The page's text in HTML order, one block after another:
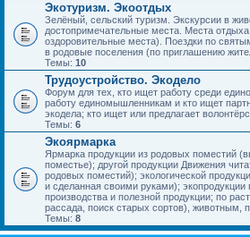
Экотуризм. Экоотдых
Зелёный, сельский туризм. Экскурсии в
достопримечательные места. Места
оздоровительные места). Поездки по
в родовые поселения (по приглашению
Темы: 10
Трудоустройство. Экодело
Форум для тех, кто ищет работу среди
работу единомышленникам и кто ищет
экодела; кто ищет или предлагает
Темы: 6
Экоярмарка
Ярмарка продукции из родовых поместий
поместье); другой продукции Движения
родовых поместий); экологической
и сделанная своими руками);
производства и полезной продукции; по
рассада, поиск старых сортов), животным,
Темы: 8